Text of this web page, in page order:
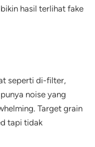
hasil terlihat fake
seperti di-filter,
noise yang
Target grain
tapi tidak